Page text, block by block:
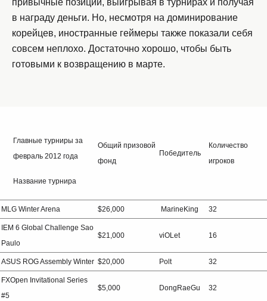
привычные позиции, выигрывая в турнирах и получая
в награду деньги. Но, несмотря на доминирование
корейцев, иностранные геймеры также показали себя
совсем неплохо. Достаточно хорошо, чтобы быть
готовыми к возвращению в марте.
Главные турниры за
февраль 2012 года
Название турнира
Общий призовой
фонд
Победитель
Количество
игроков
MLG Winter Arena $26,000 MarineKing 32
IEM 6 Global Challenge Sao
Paulo
$21,000 viOLet 16
ASUS ROG Assembly Winter $20,000 Polt 32
FXOpen Invitational Series
#5
$5,000 DongRaeGu 32